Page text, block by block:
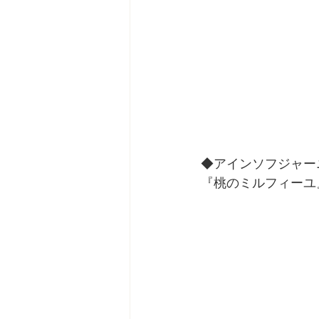
◆アインソフジャー
『桃のミルフィーユ